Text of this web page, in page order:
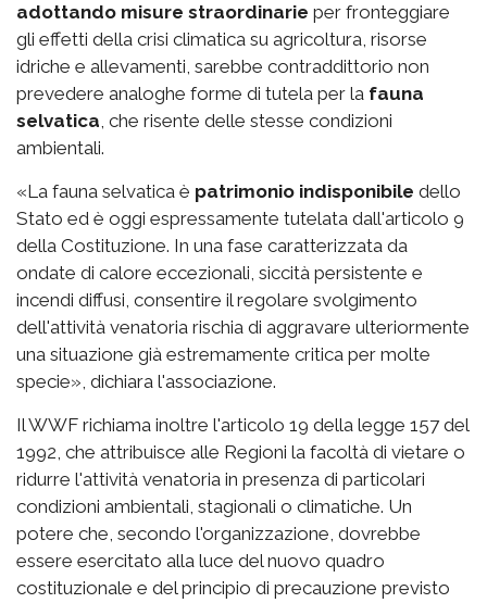
adottando misure straordinarie per fronteggiare
gli effetti della crisi climatica su agricoltura, risorse
idriche e allevamenti, sarebbe contraddittorio non
prevedere analoghe forme di tutela per la fauna
selvatica, che risente delle stesse condizioni
ambientali.
«La fauna selvatica è patrimonio indisponibile dello
Stato ed è oggi espressamente tutelata dall'articolo 9
della Costituzione. In una fase caratterizzata da
ondate di calore eccezionali, siccità persistente e
incendi diffusi, consentire il regolare svolgimento
dell'attività venatoria rischia di aggravare ulteriormente
una situazione già estremamente critica per molte
specie», dichiara l'associazione.
Il WWF richiama inoltre l'articolo 19 della legge 157 del
1992, che attribuisce alle Regioni la facoltà di vietare o
ridurre l'attività venatoria in presenza di particolari
condizioni ambientali, stagionali o climatiche. Un
potere che, secondo l'organizzazione, dovrebbe
essere esercitato alla luce del nuovo quadro
costituzionale e del principio di precauzione previsto